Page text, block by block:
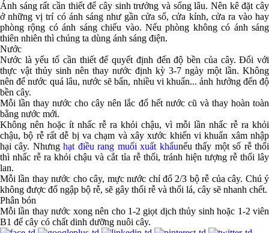
Ánh sáng rất cần thiết để cây sinh trưởng và sống lâu. Nên kê đặt cây
ở những vị trí có ánh sáng như gần cửa sổ, cửa kính, cửa ra vào hay
phòng rộng có ánh sáng chiếu vào. Nếu phòng không có ánh sáng
thiên nhiên thì chúng ta dùng ánh sáng điện.
Nước
Nước là yếu tố cần thiết để quyết định đến độ bền của cây. Đối với
thực vật thủy sinh nên thay nước định kỳ 3-7 ngày một lần. Không
nên để nước quá lâu, nước sẽ bẩn, nhiều vi khuẩn... ảnh hưởng đến độ
bền cây.
Mỗi lần thay nước cho cây nên lắc đổ hết nước cũ và thay hoàn toàn
bằng nước mới.
Không nên hoặc ít nhấc rễ ra khỏi chậu, vì mỗi lần nhấc rễ ra khỏi
chậu, bộ rễ rất dễ bị va chạm và xây xước khiến vi khuẩn xâm nhập
hại cây. Nhưnghạt điều rang muối xuất khẩunếu thấy một số rễ thối
thì nhấc rễ ra khỏi chậu và cắt tỉa rễ thối, tránh hiện tượng rễ thối lây
lan.
Mỗi lần thay nước cho cây, mực nước chỉ đổ 2/3 bộ rễ của cây. Chú ý
không được đổ ngập bộ rễ, sẽ gây thối rễ và thối lá, cây sẽ nhanh chết.
Phân bón
Mỗi lần thay nước xong nên cho 1-2 giọt dịch thủy sinh hoặc 1-2 viên
B1 để cây có chất dinh dưỡng nuôi cây.